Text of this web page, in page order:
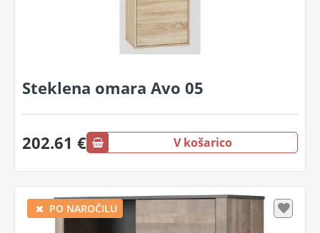
Steklena omara Avo 05
202.61 € V košarico
PO NAROČILU